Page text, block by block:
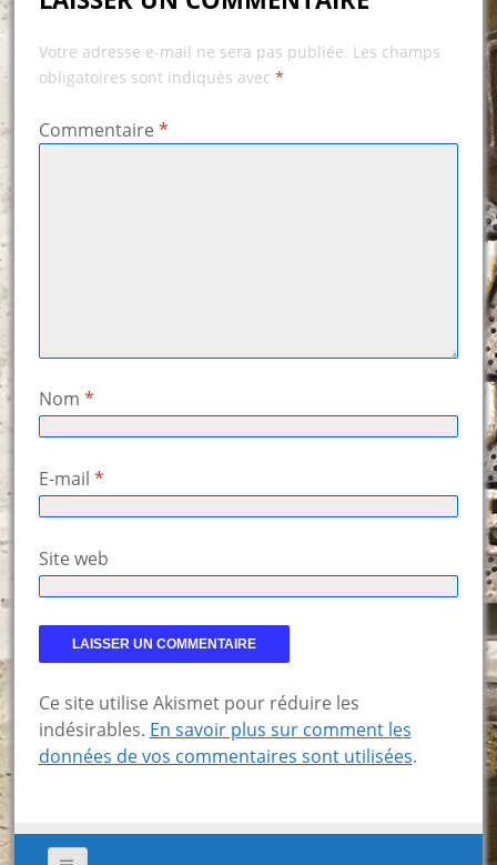
Votre adresse e-mail ne sera pas publiée. Les champs
obligatoires sont indiqués avec *
Commentaire *
Nom *
E-mail *
Site web
Ce site utilise Akismet pour réduire les
indésirables. En savoir plus sur comment les
données de vos commentaires sont utilisées.